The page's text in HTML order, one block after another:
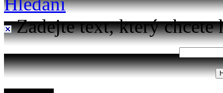
Zadejte text, který chcete